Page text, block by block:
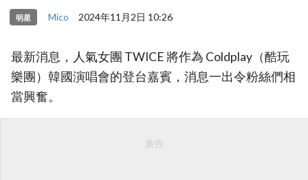
明星 Mico 2024年11月2日 10:26
最新消息，人氣女團 TWICE 將作為 Coldplay（酷玩
樂團）韓國演唱會的登台嘉賓，消息一出令粉絲們相
當興奮。
廣告